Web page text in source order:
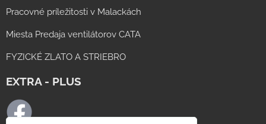
Pracovné príležitosti v Malackách
Miesta Predaja ventilátorov CATA
FYZICKÉ ZLATO A STRIEBRO
EXTRA - PLUS